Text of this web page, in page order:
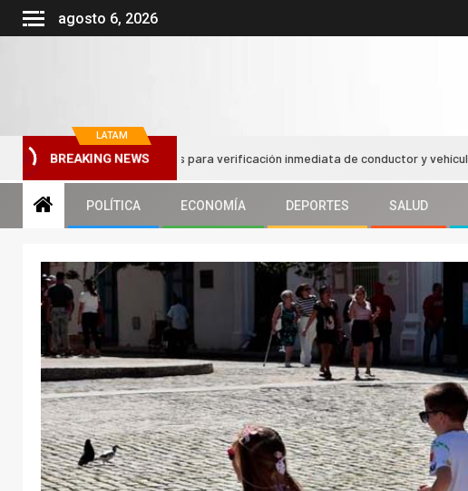
agosto 6, 2026
LATAM
BREAKING NEWS
códigos QR en taxis para verificación inmediata de conductor y vehículo
POLÍTICA ECONOMÍA DEPORTES SALUD